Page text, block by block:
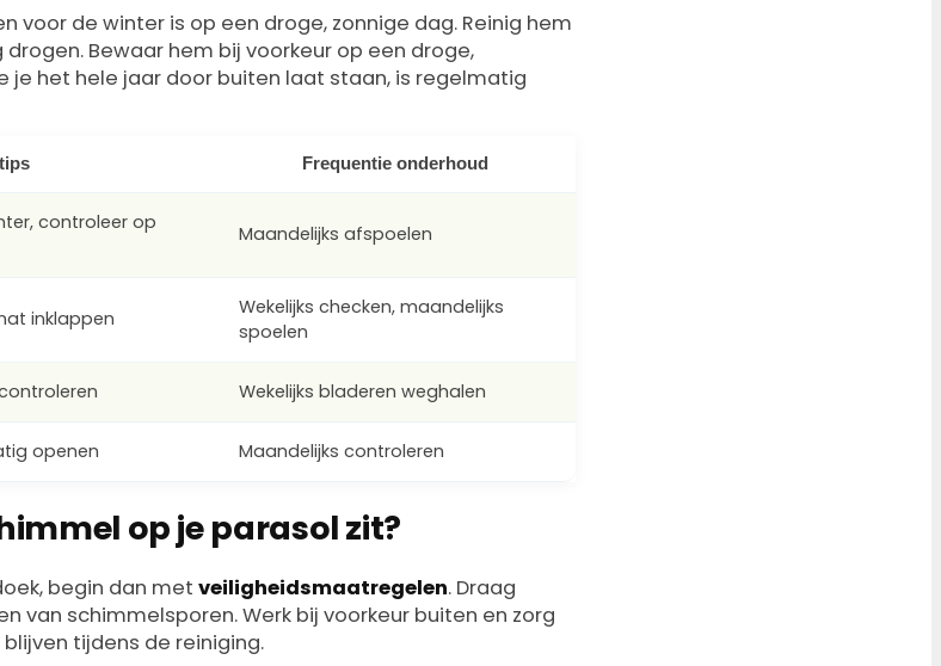
voor de winter is op een droge, zonnige dag. Reinig hem
Bewaar hem bij voorkeur op een droge,
je het hele jaar door buiten laat staan, is regelmatig
Frequentie onderhoud
controleer op
Maandelijks afspoelen
inklappen
Wekelijks checken, maandelijks
spoelen
Wekelijks bladeren weghalen
openen Maandelijks controleren
op je parasol zit?
begin dan met veiligheidsmaatregelen. Draag
van schimmelsporen. Werk bij voorkeur buiten en zorg
tijdens de reiniging.